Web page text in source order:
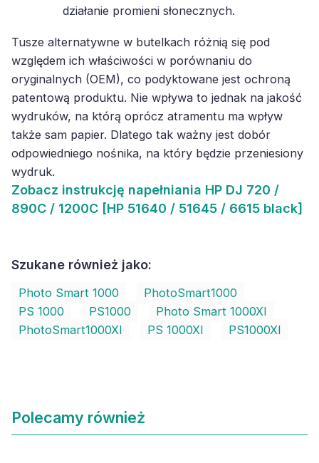
działanie promieni słonecznych.
Tusze alternatywne w butelkach różnią się pod
względem ich właściwości w porównaniu do
oryginalnych (OEM), co podyktowane jest ochroną
patentową produktu. Nie wpływa to jednak na jakość
wydruków, na którą oprócz atramentu ma wpływ
także sam papier. Dlatego tak ważny jest dobór
odpowiedniego nośnika, na który będzie przeniesiony
wydruk.
Zobacz instrukcję napełniania HP DJ 720 /
890C / 1200C [HP 51640 / 51645 / 6615 black]
Szukane również jako:
Photo Smart 1000
PhotoSmart1000
PS 1000
PS1000
Photo Smart 1000XI
PhotoSmart1000XI
PS 1000XI PS1000XI
Polecamy również